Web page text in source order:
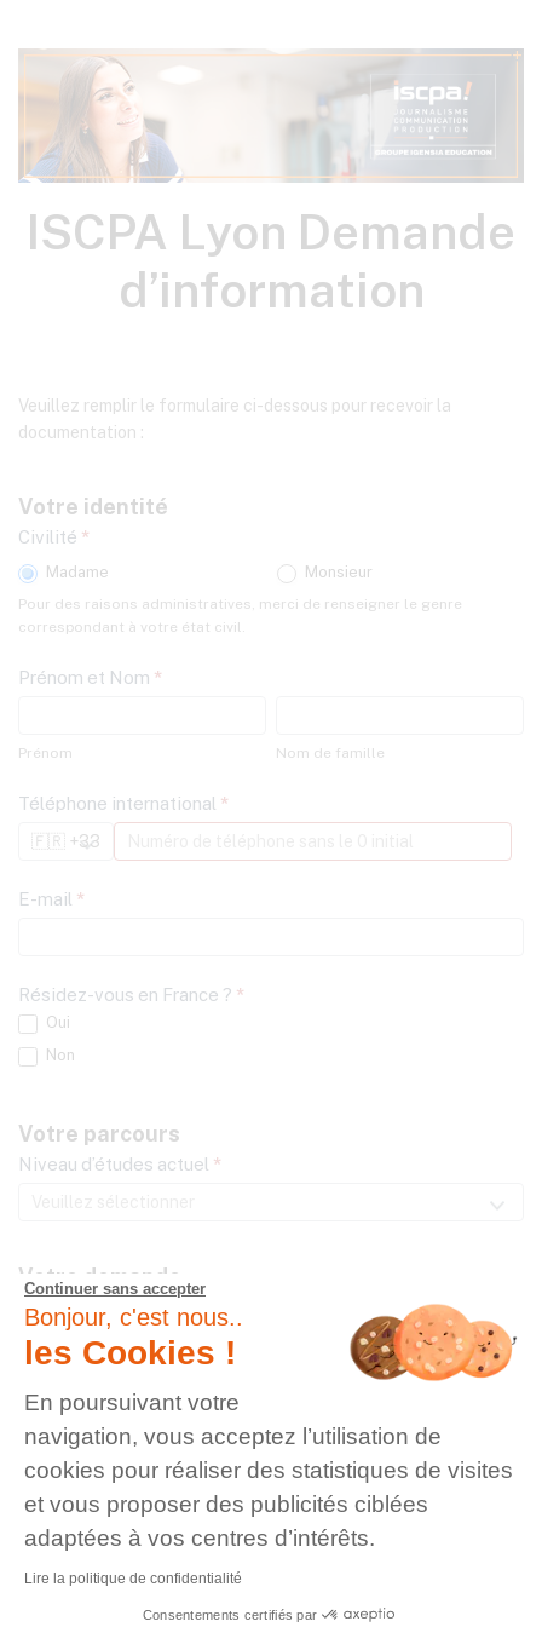
ISCPA
Lyon
Demande
ISCPA Lyon Demande
d’information
Veuillez remplir le formulaire ci-dessous pour recevoir la
documentation :
Votre identité
Civilité *
Madame Monsieur
Pour des raisons administratives, merci de renseigner le genre
correspondant à votre état civil.
Prénom et Nom *
Prénom Nom de famille
Téléphone international *
E-mail *
Résidez-vous en France ? *
Oui
Non
Votre parcours
Niveau d’études actuel *
Votre demande
Dites nous quelle formation vous intéresse :
Programme souhaité
Formation souhaitée *
Valider
Continuer sans accepter
Bonjour, c'est nous..
les Cookies !
En poursuivant votre
navigation, vous acceptez l’utilisation de
cookies pour réaliser des statistiques de visites
et vous proposer des publicités ciblées
adaptées à vos centres d’intérêts.
Lire la politique de confidentialité
Consentements certifiés par